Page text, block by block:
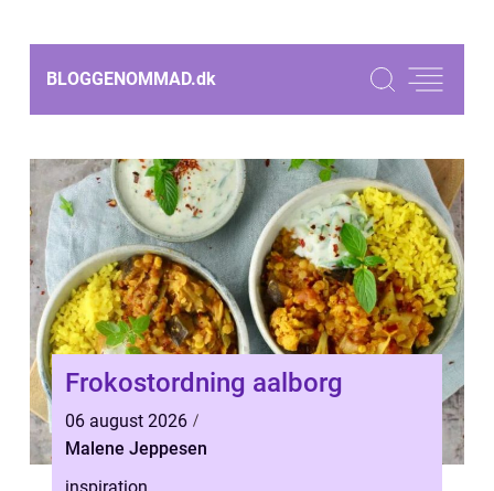
BLOGGENOMMAD.dk
Frokostordning aalborg
06 august 2026
Malene Jeppesen